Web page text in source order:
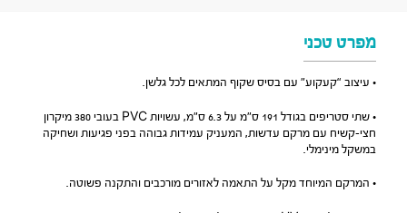
מפרט טכני
• עיצוב “קעקוע” עם בסיס שקוף המתאים לכל גלשן.
• שתי סטריפים בגודל 191 ס”מ על 6.3 ס”מ, עשויות PVC בעובי 380 מיקרון
חצי-קשיח עם מרקם עדשות, המעניק עמידות גבוהה בפני פגיעות ושחיקה
במשקל מינימלי.
• המרקם המיוחד מקל על התאמה לאזורים מורכבים והתקנה פשוטה.